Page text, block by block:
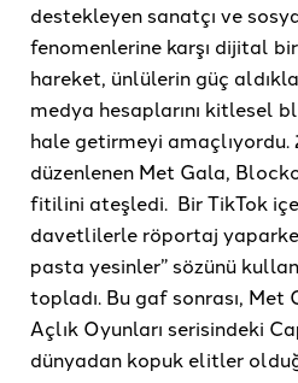
destekleyen sanatçı ve
fenomenlerine karşı dijital
hareket, ünlülerin güç
medya hesaplarını kitlesel
hale getirmeyi amaçlıyordu.
düzenlenen Met Gala,
fitilini ateşledi. Bir TikTok
davetlilerle röportaj
pasta yesinler” sözünü
topladı. Bu gaf sonrası, Met
Açlık Oyunları serisindeki
dünyadan kopuk elitler